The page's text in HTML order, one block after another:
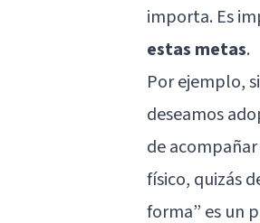
importa. Es
estas metas.
Por ejemplo,
deseamos
de
físico, quizás
forma” es un